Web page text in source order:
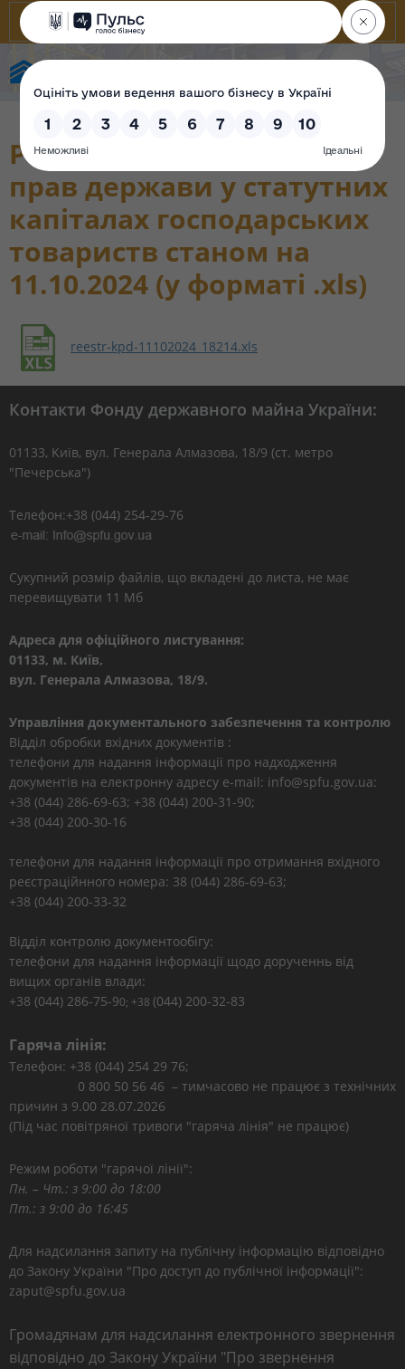
Реєстр корпоративних
прав держави у статутних
капіталах господарських
товариств станом на
11.10.2024 (у форматі .xls)
reestr-kpd-11102024_18214.xls
Контакти Фонду державного майна України:
01133, Kиїв, вул. Генерала Алмазова, 18/9 (ст. метро
"Печерська")
Телефон:+38 (044) 254-29-76
Сукупний розмір файлів, що вкладені до листа, не має
перевищувати 11 Мб
Адреса для офіційного листування:
01133, м. Київ,
вул. Генерала Алмазова, 18/9.
Управління документального забезпечення та контролю
Відділ обробки вхідних документів :
телефони для надання інформації про надходження
документів на електронну адресу e-mail: info@spfu.gov.ua:
+38 (044) 286-69-63; +38 (044) 200-31-90;
+38 (044) 200-30-16
телефони для надання інформації про отримання вхідного
реєстраційнного номера: 38 (044) 286-69-63;
+38 (044) 200-33-32
Відділ контролю документообігу:
телефони для надання інформації щодо дорученнь від
вищих органів влади:
+38 (044) 286-75-90; +38 (044) 200-32-83
Гаряча лінія:
Телефон: +38 (044) 254 29 76;
0 800 50 56 46 – тимчасово не працює з технічних
причин з 9.00 28.07.2026
(Під час повітряної тривоги "гаряча лінія" не працює)
Режим роботи "гарячої лінії":
Пн. – Чт.: з 9:00 до 18:00
Пт.: з 9:00 до 16:45
Для надсилання запиту на публічну інформацію відповідно
до Закону України "Про доступ до публічної інформації":
zaput@spfu.gov.ua
Громадянам для надсилання електронного звернення
відповідно до Закону України "Про звернення